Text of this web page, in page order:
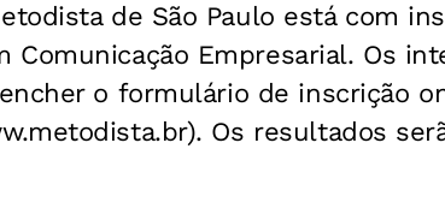
de São Paulo está com
Comunicação Empresarial. Os
o formulário de inscrição
Os resultados